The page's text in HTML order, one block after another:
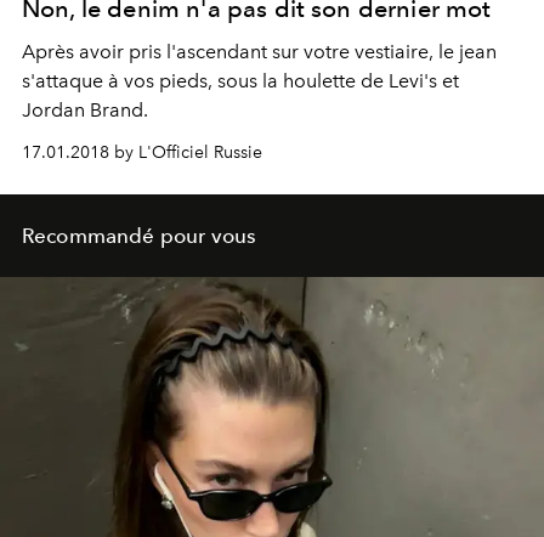
Non, le denim n'a pas dit son dernier mot
Après avoir pris l'ascendant sur votre vestiaire, le jean
s'attaque à vos pieds, sous la houlette de Levi's et
Jordan Brand.
17.01.2018 by L'Officiel Russie
Recommandé pour vous